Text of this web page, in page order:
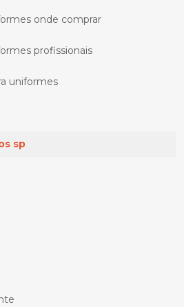
onde comprar
profissionais
uniformes
sp